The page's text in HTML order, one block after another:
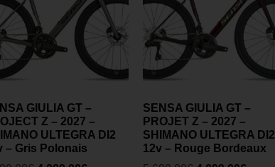
GIULIA GT –
Z – 2027 –
ULTEGRA DI2
– Gris Polonais
SENSA GIULIA GT –
PROJET Z – 2027 –
SHIMANO ULTEGRA DI2
12v – Rouge Bordeaux